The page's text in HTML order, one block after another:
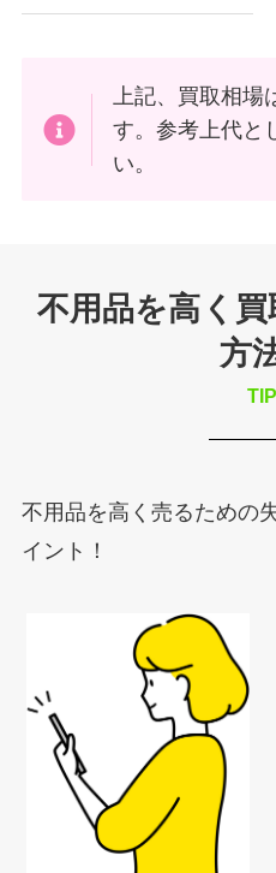
上記、買取相場
す。参考上代と
い。
不用品を高く
方
不用品を高く売るための
イント！